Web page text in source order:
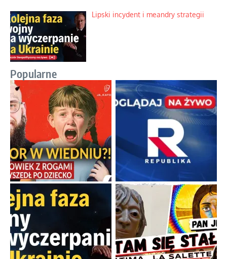
Lipski incydent i meandry strategii
Popularne